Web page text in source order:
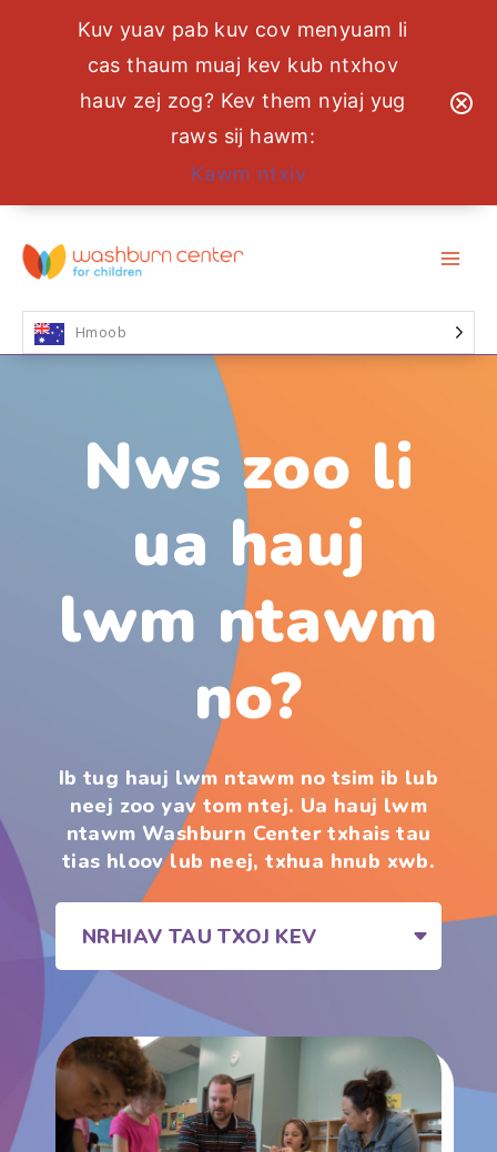
Kuv yuav pab kuv cov menyuam li
cas thaum muaj kev kub ntxhov
hauv zej zog? Kev them nyiaj yug
raws sij hawm:
Kawm ntxiv
mus
rau
cov
ntsiab
lus
Hmoob
Nws zoo li
ua hauj
lwm ntawm
no?
Ib tug hauj lwm ntawm no tsim ib lub
neej zoo yav tom ntej. Ua hauj lwm
ntawm Washburn Center txhais tau
tias hloov lub neej, txhua hnub xwb.
NRHIAV TAU TXOJ KEV